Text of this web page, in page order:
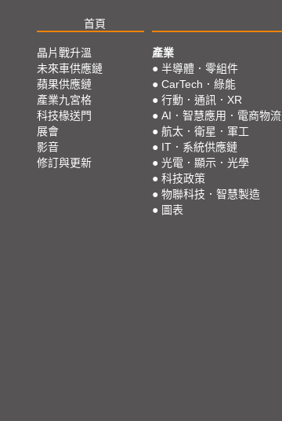
首頁
晶片戰升溫
未來車供應鏈
蘋果供應鏈
產業九宮格
科技椽送門
展會
影音
修訂與更新
產業
● 半導體．零組件
● CarTech．綠能
● 行動．通訊．XR
● AI．智慧應用．電商物流
● 航太．衛星．軍工
● IT．系統供應鏈
● 光電．顯示．光學
● 科技政策
● 物聯科技．智慧製造
● 圖表